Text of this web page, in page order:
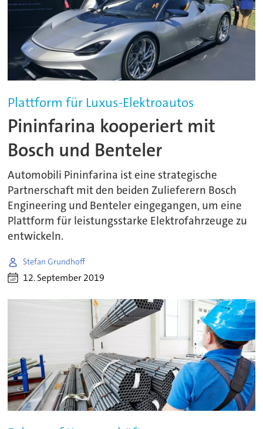
Plattform für Luxus-Elektroautos
Pininfarina kooperiert mit
Bosch und Benteler
Automobili Pininfarina ist eine strategische
Partnerschaft mit den beiden Zulieferern Bosch
Engineering und Benteler eingegangen, um eine
Plattform für leistungsstarke Elektrofahrzeuge zu
entwickeln.
Stefan Grundhoff
12. September 2019